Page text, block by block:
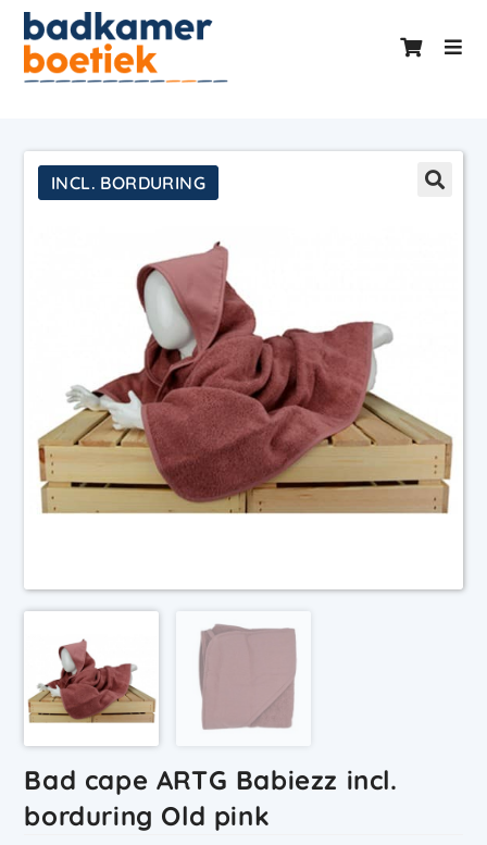
INCL. BORDURING
INCL. BORDURING
Bad cape ARTG Babiezz incl.
borduring Old pink